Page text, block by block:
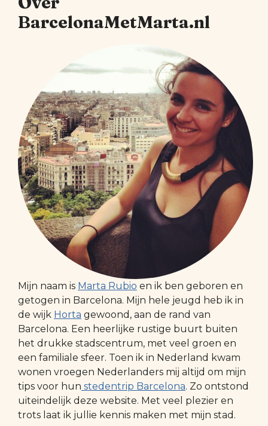
BarcelonaMetMarta.nl
Mijn naam is Marta Rubio en ik ben geboren en
getogen in Barcelona. Mijn hele jeugd heb ik in
de wijk Horta gewoond, aan de rand van
Barcelona. Een heerlijke rustige buurt buiten
het drukke stadscentrum, met veel groen en
een familiale sfeer. Toen ik in Nederland kwam
wonen vroegen Nederlanders mij altijd om mijn
tips voor hun stedentrip Barcelona. Zo ontstond
uiteindelijk deze website. Met veel plezier en
trots laat ik jullie kennis maken met mijn stad.